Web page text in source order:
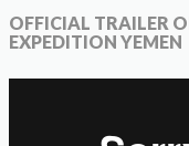
OFFICIAL TRAILER
EXPEDITION YEMEN